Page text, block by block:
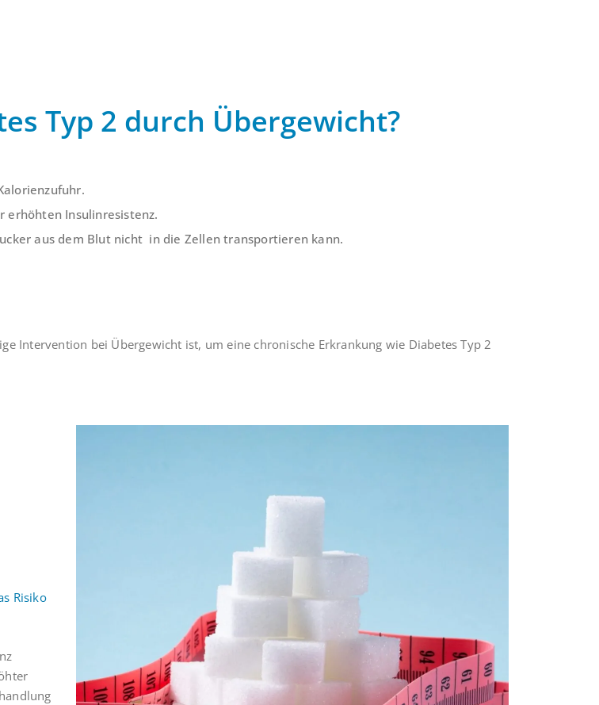
Typ 2 durch Übergewicht?
erhöhten Insulinresistenz.
aus dem Blut nicht in die Zellen transportieren kann.
Intervention bei Übergewicht ist, um eine chronische Erkrankung wie Diabetes Typ 2
Risiko